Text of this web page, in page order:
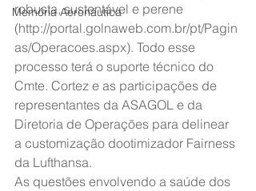
Memória Aeronáutica
robusta, sustentável e perene
(http://portal.golnaweb.com.br/pt/Pagin
as/Operacoes.aspx). Todo esse
processo terá o suporte técnico do
Cmte. Cortez e as participações de
representantes da ASAGOL e da
Diretoria de Operações para delinear
a customização dootimizador Fairness
da Lufthansa.
As questões envolvendo a saúde dos